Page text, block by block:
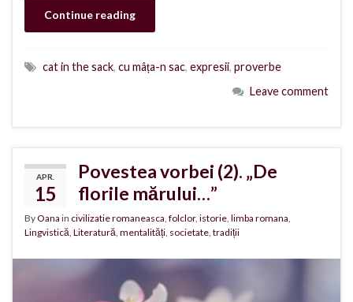
Continue reading
cat in the sack, cu mâța-n sac, expresii, proverbe
Leave comment
APR.
15
Povestea vorbei (2). „De
florile mărului…”
ByOana in civilizatie romaneasca folclor, istorie limba romana
Lingvistică Literatură mentalități societate tradiții